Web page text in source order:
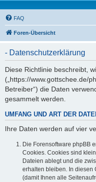
FAQ
Foren-Übersicht
- Datenschutzerklärung
Diese Richtlinie beschreibt,
(„https://www.gottschee.de/
Betreiber“) die Daten
gesammelt werden.
UMFANG UND ART DER
Ihre Daten werden auf vier
Die Forensoftware phpBB
Cookies. Cookies sind
Dateien ablegt und die
erhalten bleiben. In diesen
(damit Ihnen alle